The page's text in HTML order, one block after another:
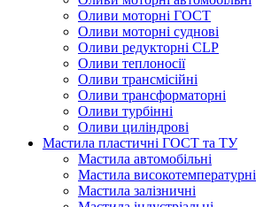
Оливи моторні ГОСТ
Оливи моторні суднові
Оливи редукторні CLP
Оливи теплоносії
Оливи трансмісійні
Оливи трансформаторні
Оливи турбінні
Оливи циліндрові
Мастила пластичні ГОСТ та ТУ
Мастила автомобільні
Мастила високотемпературні
Мастила залізничні